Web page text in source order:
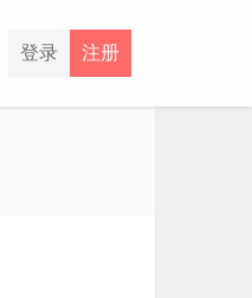
注册
登录